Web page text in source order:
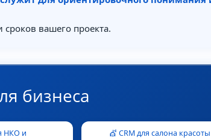
вашего проекта.
бизнеса
НКО и
💇 CRM для салона красоты